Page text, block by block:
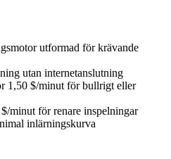
utformad för krävande
utan internetanslutning
1,50 $/minut för bullrigt eller
minut för renare inspelningar
inlärningskurva